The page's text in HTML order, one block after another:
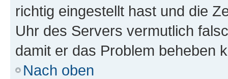
richtig eingestellt hast und die
Uhr des Servers vermutlich
damit er das Problem beheben
Nach oben